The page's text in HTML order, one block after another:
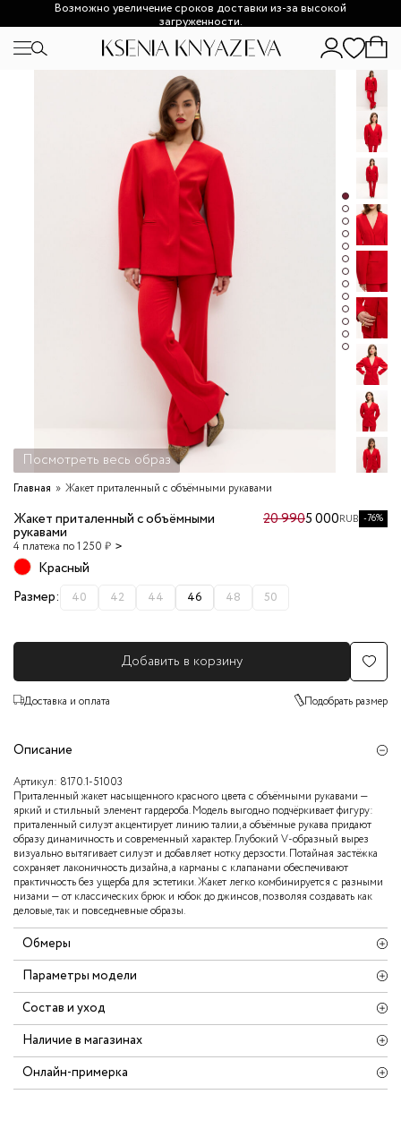
Возможно увеличение сроков доставки из-за высокой
загруженности.
Посмотреть весь образ
Главная Жакет приталенный с объёмными рукавами
Жакет приталенный с объёмными
рукавами
4 платежа по 1 250 ₽
20 9905 000RUB -76%
Красный
Размер:
40 42 44 46 48 50
Добавить в корзину
Доставка и оплата Подобрать размер
Описание
Артикул: 8170.1-51003
Приталенный жакет насыщенного красного цвета с объёмными рукавами —
яркий и стильный элемент гардероба. Модель выгодно подчёркивает фигуру:
приталенный силуэт акцентирует линию талии, а объёмные рукава придают
образу динамичность и современный характер. Глубокий V‑образный вырез
визуально вытягивает силуэт и добавляет нотку дерзости. Потайная застёжка
сохраняет лаконичность дизайна, а карманы с клапанами обеспечивают
практичность без ущерба для эстетики. Жакет легко комбинируется с разными
низами — от классических брюк и юбок до джинсов, позволяя создавать как
деловые, так и повседневные образы.
Обмеры
Параметры модели
Состав и уход
Наличие в магазинах
Онлайн-примерка